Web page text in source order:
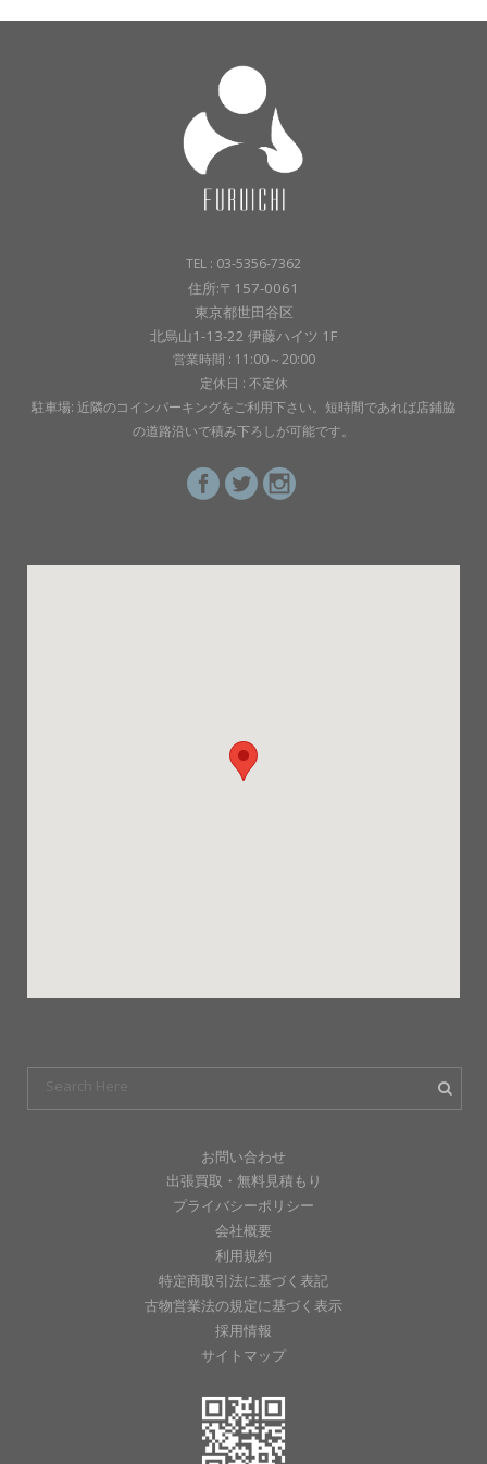
TEL : 03-5356-7362
住所:〒157-0061
東京都世田谷区
北烏山1-13-22 伊藤ハイツ 1F
営業時間 : 11:00～20:00
定休日 : 不定休
駐車場: 近隣のコインパーキングをご利用下さい。短時間であれば店鋪脇
の道路沿いで積み下ろしが可能です。
お問い合わせ
出張買取・無料見積もり
プライバシーポリシー
会社概要
利用規約
特定商取引法に基づく表記
古物営業法の規定に基づく表示
採用情報
サイトマップ